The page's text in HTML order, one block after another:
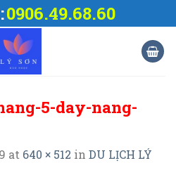
0906.49.68.60
5-day-nang-
at 640 × 512 in DU LỊCH LÝ